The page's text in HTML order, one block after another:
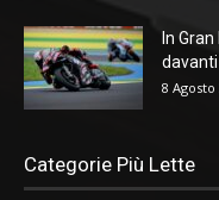
In
davanti
8 Agosto
Categorie Più Lette